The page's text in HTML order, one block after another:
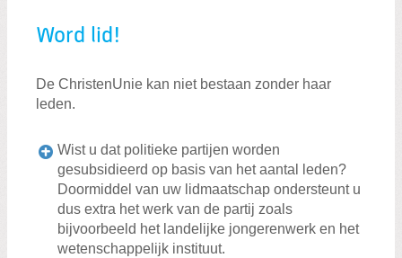
Word lid!
De ChristenUnie kan niet bestaan zonder haar
leden.
Wist u dat politieke partijen worden
gesubsidieerd op basis van het aantal leden?
Doormiddel van uw lidmaatschap ondersteunt u
dus extra het werk van de partij zoals
bijvoorbeeld het landelijke jongerenwerk en het
wetenschappelijk instituut.